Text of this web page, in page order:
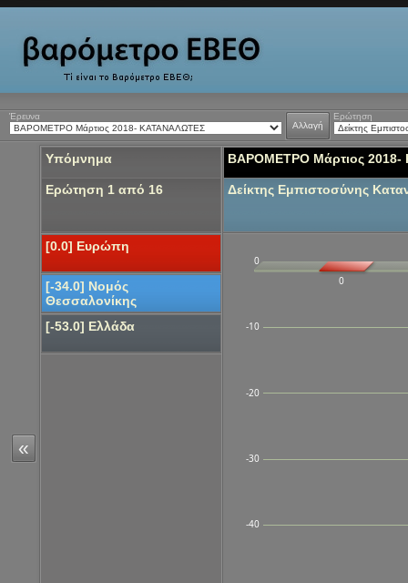
Έρευνα
Αλλαγή
Ερώτηση
«
Υπόμνημα
Ερώτηση 1 από 16
[0.0] Ευρώπη
[-34.0] Νομός
Θεσσαλονίκης
[-53.0] Ελλάδα
ΒΑΡΟΜΕΤΡΟ Μάρτιος
Δείκτης Εμπιστοσύνης
-40
-30
-20
-10
0
0